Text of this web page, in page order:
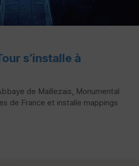
s’installe à
de Maillezais, Monumental
de France et installe mappings